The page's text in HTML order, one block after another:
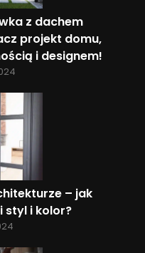
z dachem
projekt domu,
i designem!
– jak
styl i kolor?